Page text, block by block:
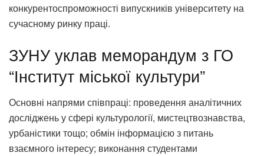
конкурентоспроможності випускників університету на
сучасному ринку праці.
ЗУНУ уклав меморандум з ГО
“Інститут міської культури”
Основні напрями співпраці: проведення аналітичних
досліджень у сфері культурології, мистецтвознавства,
урбаністики тощо; обмін інформацією з питань
взаємного інтересу; виконання студентами